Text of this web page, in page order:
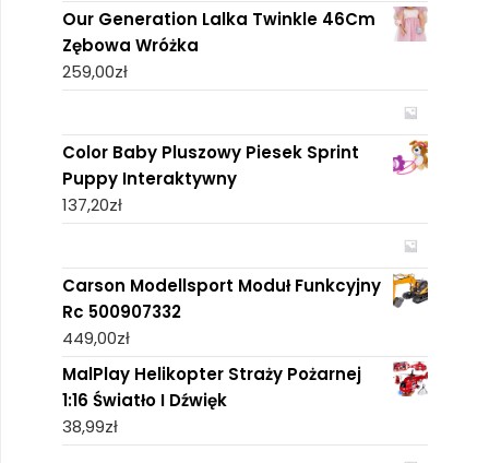
Our Generation Lalka Twinkle 46Cm
Zębowa Wróżka
259,00zł
Color Baby Pluszowy Piesek Sprint
Puppy Interaktywny
137,20zł
Carson Modellsport Moduł Funkcyjny
Rc 500907332
449,00zł
MalPlay Helikopter Straży Pożarnej
1:16 Światło I Dźwięk
38,99zł